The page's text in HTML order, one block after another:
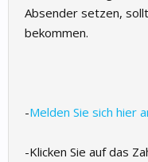
Absender setzen,
bekommen.
-Melden Sie sich hier
-Klicken Sie auf das